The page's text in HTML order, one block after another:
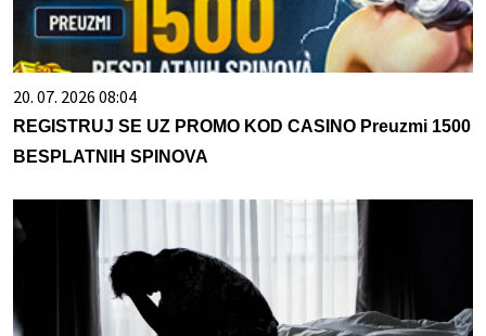
20. 07. 2026 08:04
REGISTRUJ SE UZ PROMO KOD CASINO Preuzmi 1500
BESPLATNIH SPINOVA